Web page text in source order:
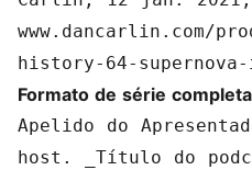
www.dancarlin.com/
history-64-
Formato de série
Apelido do
host. _Título do